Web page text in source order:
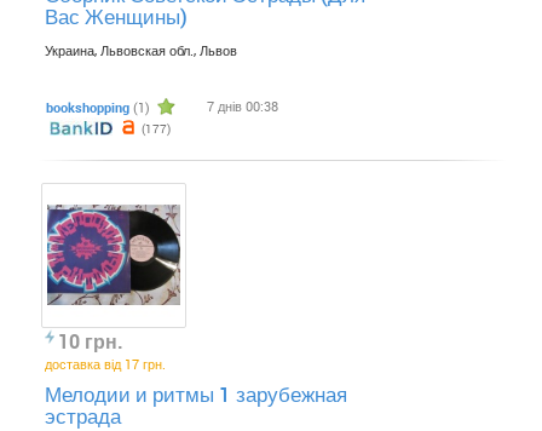
Вас Женщины)
Украина, Львовская обл., Львов
bookshopping (1)
(177)
7 днів 00:38
10 грн.
доставка від 17 грн.
Мелодии и ритмы 1 зарубежная
эстрада